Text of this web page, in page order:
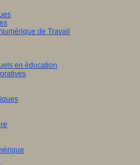
de Travail
en éducation